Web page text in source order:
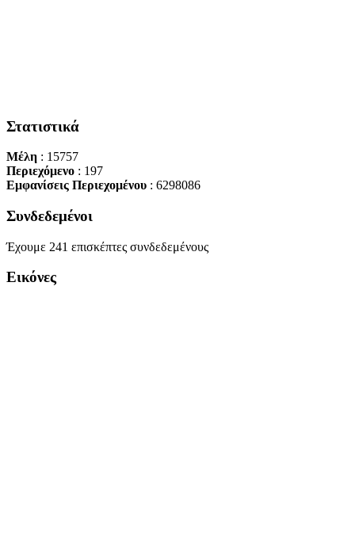
Στατιστικά
Μέλη : 15757
Περιεχόμενο : 197
Εμφανίσεις Περιεχομένου : 6298086
Συνδεδεμένοι
Έχουμε 241 επισκέπτες συνδεδεμένους
Εικόνες